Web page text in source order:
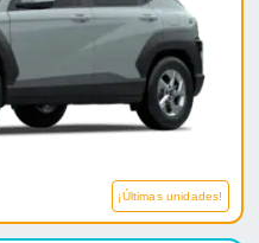
¡Últimas unidades!